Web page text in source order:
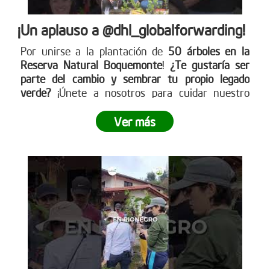
¡Un aplauso a @dhl_globalforwarding!
Por unirse a la plantación de 50 árboles en la
Reserva Natural Boquemonte! ¿Te gustaría ser
parte del cambio y sembrar tu propio legado
verde?¡Únete a nosotros para cuidar nuestro
www.reddearboles.orgVer más